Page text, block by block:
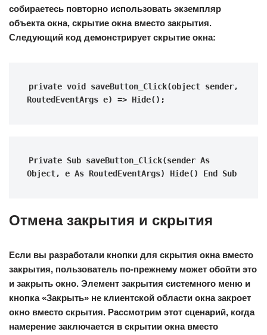
собираетесь повторно использовать экземпляр
объекта окна, скрытие окна вместо закрытия.
Следующий код демонстрирует скрытие окна:
private void saveButton_Click(object sender,
RoutedEventArgs e) => Hide();
Private Sub saveButton_Click(sender As
Object, e As RoutedEventArgs) Hide() End Sub
Отмена закрытия и скрытия
Если вы разработали кнопки для скрытия окна вместо
закрытия, пользователь по-прежнему может обойти это
и закрыть окно. Элемент закрытия системного меню и
кнопка «Закрыть» не клиентской области окна закроет
окно вместо скрытия. Рассмотрим этот сценарий, когда
намерение заключается в скрытии окна вместо